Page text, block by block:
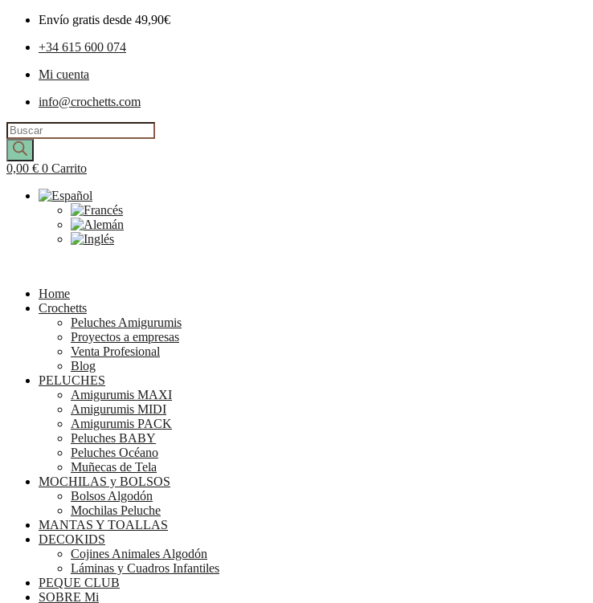
Envío gratis desde 49,90€
+34 615 600 074
Mi cuenta
info@crochetts.com
Búsqueda
de
productos
0,00 € 0 Carrito
Home
Crochetts
Peluches Amigurumis
Proyectos a empresas
Venta Profesional
Blog
PELUCHES
Amigurumis MAXI
Amigurumis MIDI
Amigurumis PACK
Peluches BABY
Peluches Océano
Muñecas de Tela
MOCHILAS y BOLSOS
Bolsos Algodón
Mochilas Peluche
MANTAS Y TOALLAS
DECOKIDS
Cojines Animales Algodón
Láminas y Cuadros Infantiles
PEQUE CLUB
SOBRE Mi